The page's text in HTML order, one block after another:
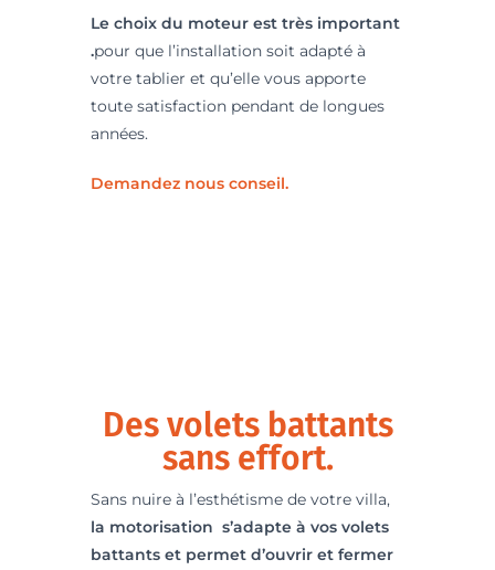
Le choix du moteur est très important
.pour que l’installation soit adapté à
votre tablier et qu’elle vous apporte
toute satisfaction pendant de longues
années.
Demandez nous conseil.
Des volets battants
sans effort.
Sans nuire à l’esthétisme de votre villa,
la motorisation s’adapte à vos volets
battants et permet d’ouvrir et fermer